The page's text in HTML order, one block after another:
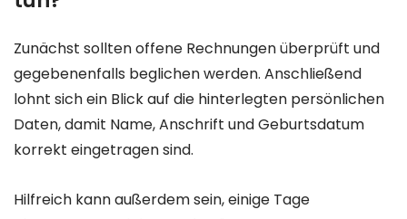
Zunächst sollten offene Rechnungen überprüft und
gegebenenfalls beglichen werden. Anschließend
lohnt sich ein Blick auf die hinterlegten persönlichen
Daten, damit Name, Anschrift und Geburtsdatum
korrekt eingetragen sind.
Hilfreich kann außerdem sein, einige Tage